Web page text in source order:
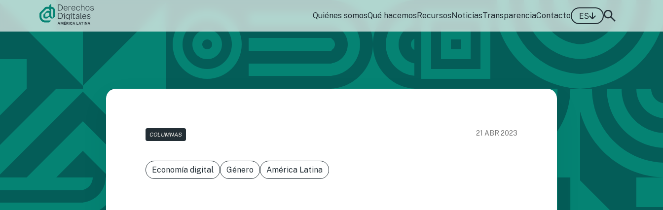
contenido
Quiénes somosQué hacemosRecursosNoticiasTransparenciaContacto ES
COLUMNAS 21 ABR 2023
Economía digital Género América Latina